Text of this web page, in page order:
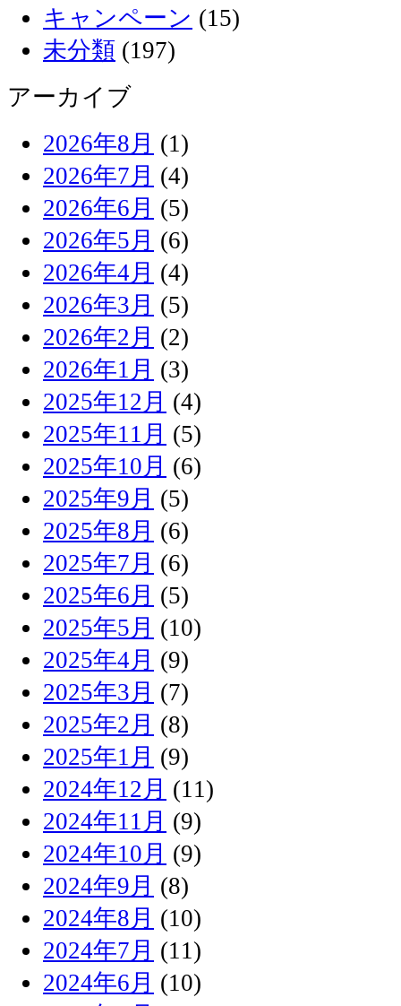
キャンペーン (15)
未分類 (197)
アーカイブ
2026年8月 (1)
2026年7月 (4)
2026年6月 (5)
2026年5月 (6)
2026年4月 (4)
2026年3月 (5)
2026年2月 (2)
2026年1月 (3)
2025年12月 (4)
2025年11月 (5)
2025年10月 (6)
2025年9月 (5)
2025年8月 (6)
2025年7月 (6)
2025年6月 (5)
2025年5月 (10)
2025年4月 (9)
2025年3月 (7)
2025年2月 (8)
2025年1月 (9)
2024年12月 (11)
2024年11月 (9)
2024年10月 (9)
2024年9月 (8)
2024年8月 (10)
2024年7月 (11)
2024年6月 (10)